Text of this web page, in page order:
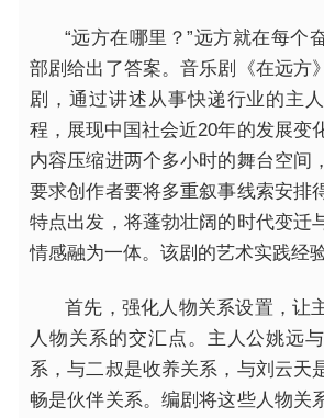
“远方在哪里？”远方就在每个
部剧给出了答案。音乐剧《在远方
剧，通过讲述从事快递行业的主
程，展现中国社会近20年的发展变
内容压缩进两个多小时的舞台空间
要求创作者要将多重叙事线索安排
特点出发，将蓬勃壮阔的时代变迁
情感融为一体。该剧的艺术实践经
首先，强化人物关系设置，让
人物关系的交汇点。主人公姚远
系，与二叔是收养关系，与刘云天
畅是伙伴关系。编剧将这些人物关